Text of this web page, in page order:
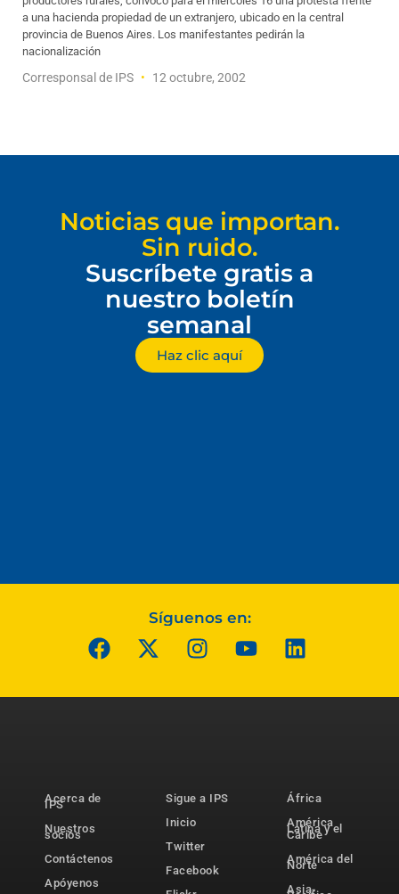
a una hacienda propiedad de un extranjero, ubicado en la central
provincia de Buenos Aires. Los manifestantes pedirán la
nacionalización
Corresponsal de IPS 12 octubre, 2002
Noticias que importan.
Sin ruido.
Suscríbete gratis a
nuestro boletín
semanal
Haz clic aquí
Síguenos en:
Acerca de
IPS
Nuestros
socios
Contáctenos
Apóyenos
Sigue a IPS
Inicio
Twitter
Facebook
África
América
Latina y el
Caribe
América del
Norte
Asia-